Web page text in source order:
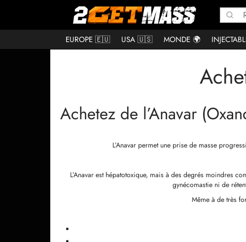
EUROPE 🇪🇺 USA 🇺🇸 MONDE 🌍
Achetez de l’Anavar
L’Anavar permet une prise de masse
L’Anavar est hépatotoxique, mais à des degrés moindres
gynécomastie ni de
Même à de très